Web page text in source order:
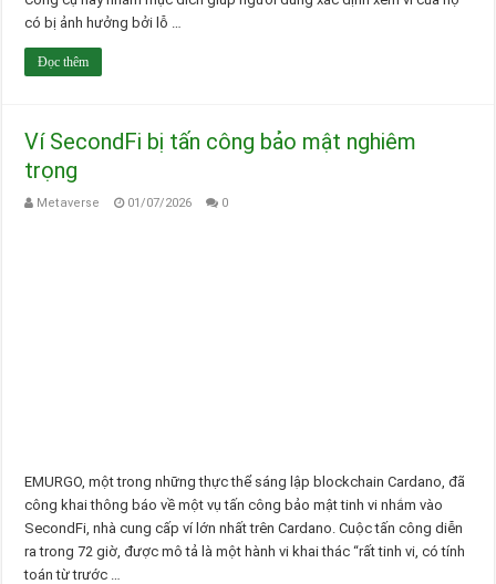
có bị ảnh hưởng bởi lỗ …
Đọc thêm
Ví SecondFi bị tấn công bảo mật nghiêm
trọng
Metaverse 01/07/2026 0
EMURGO, một trong những thực thể sáng lập blockchain Cardano, đã
công khai thông báo về một vụ tấn công bảo mật tinh vi nhắm vào
SecondFi, nhà cung cấp ví lớn nhất trên Cardano. Cuộc tấn công diễn
ra trong 72 giờ, được mô tả là một hành vi khai thác “rất tinh vi, có tính
toán từ trước …